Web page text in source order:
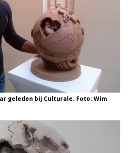
geleden bij Culturale. Foto: Wim